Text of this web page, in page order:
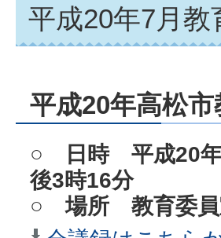
平成20年7月
平成20年高松
○ 日時 平成20年
後3時16分
○ 場所 教育委員